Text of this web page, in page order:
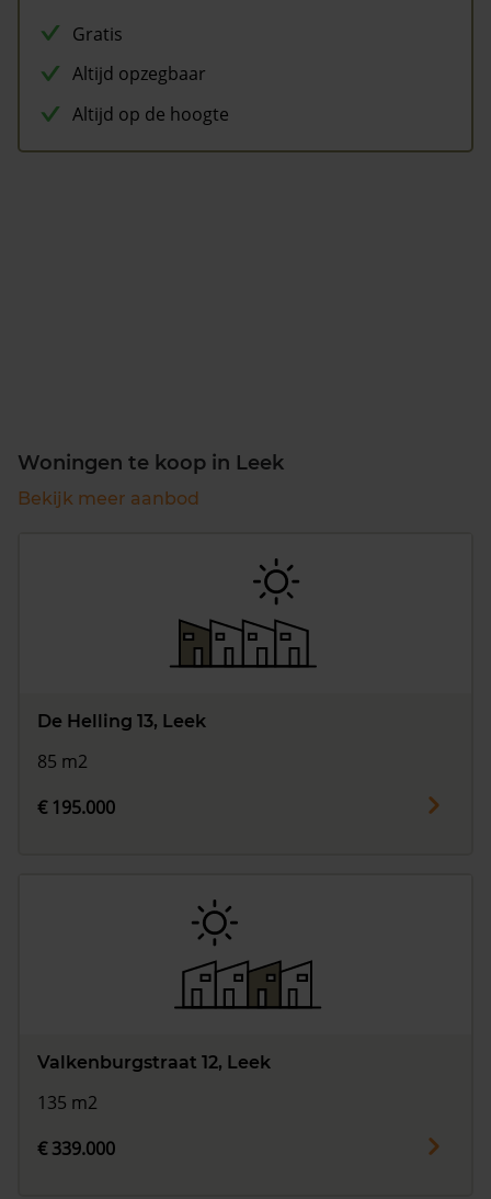
Gratis
Altijd opzegbaar
Altijd op de hoogte
Woningen te koop in Leek
Bekijk meer aanbod
De Helling 13, Leek
85 m2
€ 195.000
Valkenburgstraat 12, Leek
135 m2
€ 339.000